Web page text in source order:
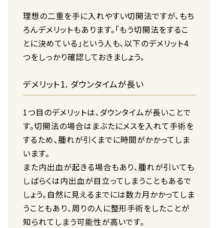
理想の二重を手に入れやすい切開法ですが、もち
ろんデメリットもあります。「もう切開法をするこ
とに決めている」という人も、以下のデメリット4
つをしっかり確認しておきましょう。
デメリット1. ダウンタイムが長い
1つ目のデメリットは、ダウンタイムが長いことで
す。切開法の場合はまぶたにメスを入れて手術を
するため、腫れが引くまでに時間がかかってしま
います。
また内出血が起きる場合もあり、腫れが引いても
しばらくは内出血が目立ってしまうこともあるで
しょう。自然に見えるまでには数カ月かかってしま
うこともあり、周りの人に整形手術をしたことが
知られてしまう可能性が高いです。